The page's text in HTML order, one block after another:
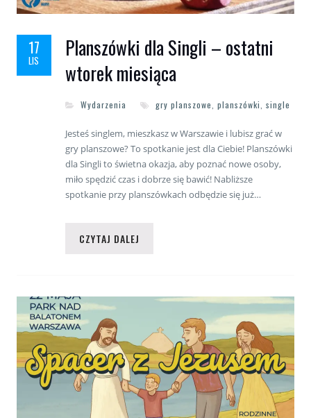
17
LIS
Planszówki dla Singli – ostatni
wtorek miesiąca
Wydarzenia gry planszowe planszówki single
Jesteś singlem, mieszkasz w Warszawie i lubisz grać w
gry planszowe? To spotkanie jest dla Ciebie! Planszówki
dla Singli to świetna okazja, aby poznać nowe osoby,
miło spędzić czas i dobrze się bawić! Nabliższe
spotkanie przy planszówkach odbędzie się już…
CZYTAJ DALEJ